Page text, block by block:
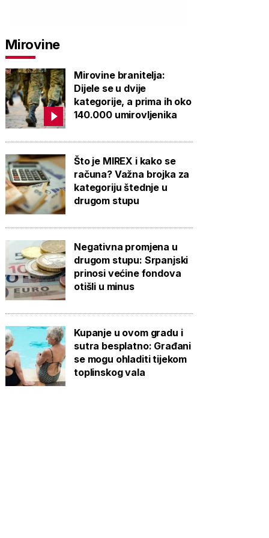
Mirovine
Mirovine branitelja:
Dijele se u dvije
kategorije, a prima ih oko
140.000 umirovljenika
Što je MIREX i kako se
računa? Važna brojka za
kategoriju štednje u
drugom stupu
Negativna promjena u
drugom stupu: Srpanjski
prinosi većine fondova
otišli u minus
Kupanje u ovom gradu i
sutra besplatno: Građani
se mogu ohladiti tijekom
toplinskog vala